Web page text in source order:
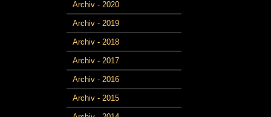
Archiv - 2020
Archiv - 2019
Archiv - 2018
Archiv - 2017
Archiv - 2016
Archiv - 2015